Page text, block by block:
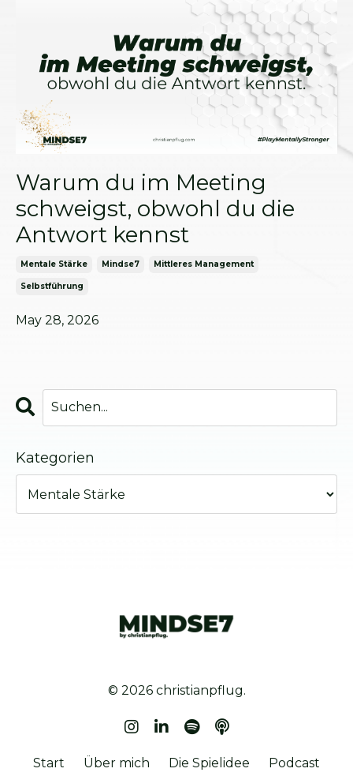
Warum du im Meeting
schweigst, obwohl du die
Antwort kennst
Mentale Stärke Mindse7 Mittleres Management
Selbstführung
May 28, 2026
Kategorien
© 2026 christianpflug.
Start Über mich Die Spielidee Podcast